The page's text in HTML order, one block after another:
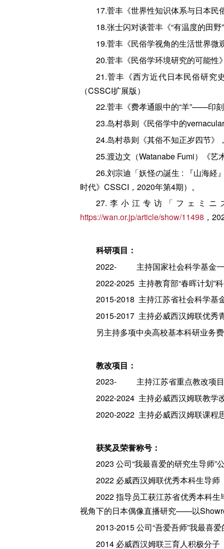
17.菅丰《世界性知识体系与日本
18.张士闪对谈菅丰《“有温度的田
19.菅丰《民俗学视角的生活世界
20.菅丰《民俗学环境研究的可能
21.菅丰《西方近代日本民俗研
（CSSCI扩展版）
22.菅丰《费孝通眼中的“羊”——印
23.岛村恭则《民俗学中的
24.岛村恭则《其俗不知正岁四节》
25.渡边文（Watanabe Fumi）《
26.刘宗迪「妖怪の誕生 : 『山海経
时代》CSSCI，2020年第4期）。
27.李小江专访「フェミ
https://wan.or.jp/article/show/11498 ，
科研项目：
2022- 主持国家社会科学基金一
2022-2025 主持教育部“春晖计划”
2015-2018 主持江苏省社会科学基
2015-2017 主持必威西汉姆联优秀
另主持多项中央高校基本科研业务
教改项目：
2023- 主持江苏省重点教改项目“
2022-2024 主持必威西汉姆联教学
2020-2022 主持必威西汉姆联课程
获奖及荣誉称号：
2023 公司“我最喜爱的研究生导师”
2022 必威西汉姆联优秀本科生导师
2022 指导员工获江苏省优秀本科
视角下的日本偶像直播研究——以
2013-2015 公司“吾爱吾师”我最喜
2014 必威西汉姆联三育人积极分子